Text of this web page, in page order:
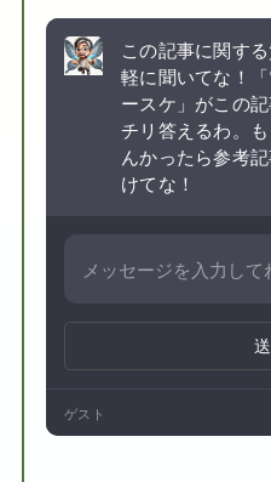
この記事に関す
軽に聞いてな！
ースケ」がこの
チリ答えるわ。
んかったら参考
けてな！
ゲスト